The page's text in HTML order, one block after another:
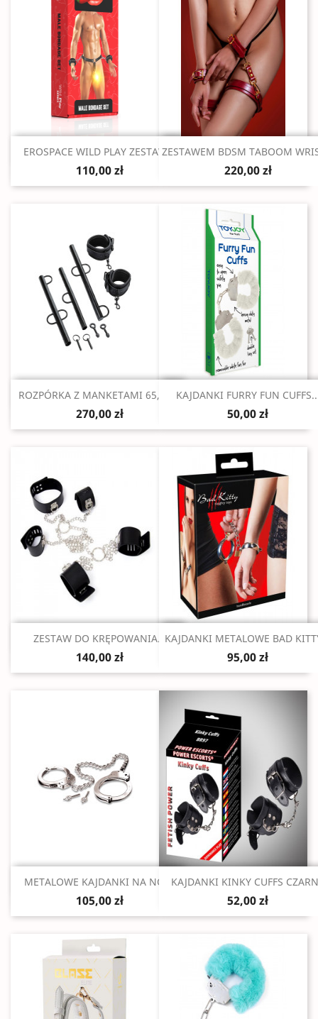
Szybki podgląd
EROSPACE WILD PLAY ZESTAW...
110,00 zł
Szybki podgląd
ZESTAWEM BDSM TABOOM
220,00 zł
Szybki podgląd
ROZPÓRKA Z MANKETAMI 65,5 -...
270,00 zł
Szybki podgląd
KAJDANKI FURRY FUN
50,00 zł
Szybki podgląd
ZESTAW DO KRĘPOWANIA...
140,00 zł
 Szybki podgląd
KAJDANKI METALOWE BAD
95,00 zł
Szybki podgląd
METALOWE KAJDANKI NA NOGI
105,00 zł
Szybki podgląd
KAJDANKI KINKY CUFFS
52,00 zł